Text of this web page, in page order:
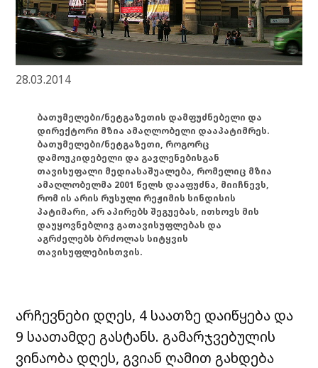
28.03.2014
ბათუმელები/ნეტგაზეთის დამფუძნებელი და
დირექტორი მზია ამაღლობელი დააპატიმრეს.
ბათუმელები/ნეტგაზეთი, როგორც
დამოუკიდებელი და გავლენებისგან
თავისუფალი მედიასაშუალება, რომელიც მზია
ამაღლობელმა 2001 წელს დააფუძნა, მიიჩნევს,
რომ ის არის რუსული რეჟიმის სინდისის
პატიმარი, არ აპირებს შეგუებას, ითხოვს მის
დაუყოვნებლივ გათავისუფლებას და
აგრძელებს ბრძოლას სიტყვის
თავისუფლებისთვის.
არჩევნები დღეს, 4 საათზე დაიწყება და
9 საათამდე გასტანს. გამარჯვებულის
ვინაობა დღეს, გვიან ღამით გახდება